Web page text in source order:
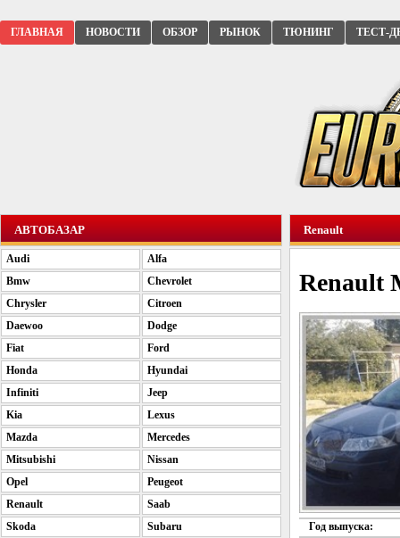
ГЛАВНАЯ НОВОСТИ ОБЗОР РЫНОК ТЮНИНГ ТЕСТ-
Renault
Renault
Год выпуска:
АВТОБАЗАР
Audi
Alfa
Bmw
Chevrolet
Chrysler
Citroen
Daewoo
Dodge
Fiat
Ford
Honda
Hyundai
Infiniti
Jeep
Kia
Lexus
Mazda
Mercedes
Mitsubishi
Nissan
Opel
Peugeot
Renault
Saab
Skoda
Subaru